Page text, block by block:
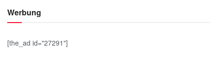
Werbung
[the_ad id="27291"]